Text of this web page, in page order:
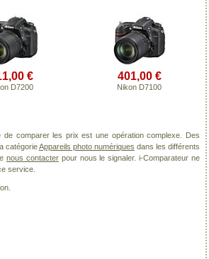
€
D7200
401,00 €
Nikon D7100
de comparer les prix est une opération complexe. Des
catégorieAppareils photo numériques dans les différents
nous contacterpour nous le signaler. i-Comparateur ne
service.